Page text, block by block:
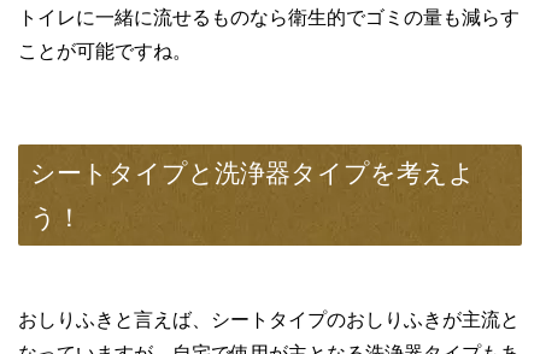
トイレに一緒に流せるものなら衛生的でゴミの量も減らす
ことが可能ですね。
シートタイプと洗浄器タイプを考えよ
う！
おしりふきと言えば、シートタイプのおしりふきが主流と